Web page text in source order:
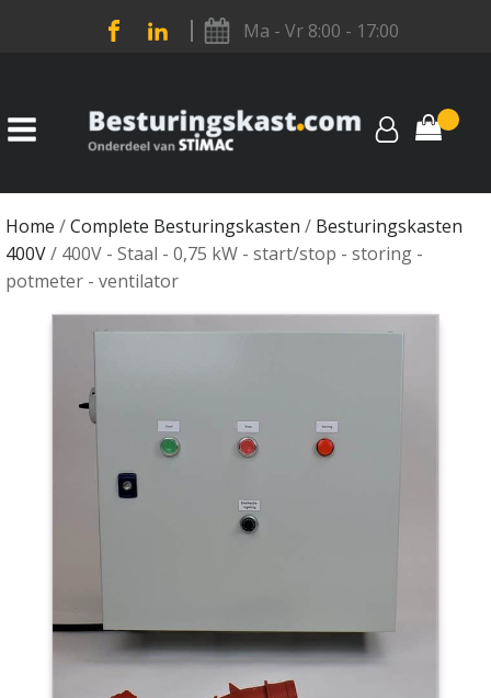
Ma - Vr 8:00 - 17:00
Home /Complete Besturingskasten / Besturingskasten
400V/ 400V - Staal - 0,75 kW - start/stop - storing -
potmeter - ventilator